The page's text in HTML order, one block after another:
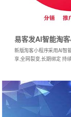
易客发AI智能淘
新版淘客小程序采用AI智
享,全网裂变,长期绑定 持